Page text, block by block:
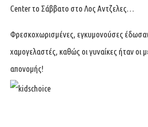
Center το Σάββατο στο Λος Αντζελες…
Φρεσκοχωρισμένες, εγκυμονούσες
χαμογελαστές, καθώς οι γυναίκες ήταν οι
απονομής!